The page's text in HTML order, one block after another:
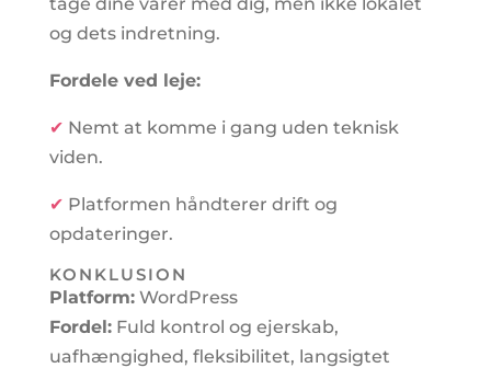
og dets indretning.
Fordele ved leje:
✔ Nemt at komme i gang uden teknisk
viden.
✔ Platformen håndterer drift og
opdateringer.
KONKLUSION
Platform:WordPress
Fordel:Fuld kontrol og ejerskab,
uafhængighed, fleksibilitet, langsigtet